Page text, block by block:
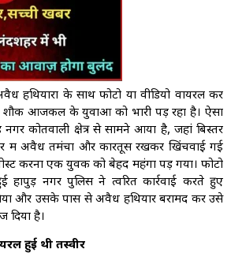
हथियारों के साथ फोटो या वीडियो वायरल कर
शौक आजकल के युवाओं को भारी पड़ रहा है। ऐसा
नगर कोतवाली क्षेत्र से सामने आया है, जहां बिस्तर
में अवैध तमंचा और कारतूस रखकर खिंचवाई गई
करना एक युवक को बेहद महंगा पड़ गया। फोटो
हापुड़ नगर पुलिस ने त्वरित कार्रवाई करते हुए
और उसके पास से अवैध हथियार बरामद कर उसे
है।
हुई थी तस्वीर